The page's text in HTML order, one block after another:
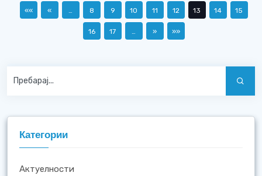
«« « … 8 9 10 11 12 13 14 15
16 17 … » »»
Категории
Актуелности